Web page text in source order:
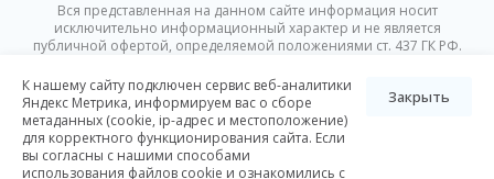
Вся представленная на данном сайте информация носит
исключительно информационный характер и не является
публичной офертой, определяемой положениями ст. 437 ГК РФ.
изменена в любое время без предварительного уведомления.
© Nikoliers 2026
Положение об обработке персональных данных
К нашему сайту подключен сервис веб-аналитики
Яндекс Метрика, информируем вас о сборе
метаданных (cookie, ip-адрес и местоположение)
для корректного функционирования сайта. Если
вы согласны с нашими способами
использования файлов cookie и ознакомились с
Закрыть